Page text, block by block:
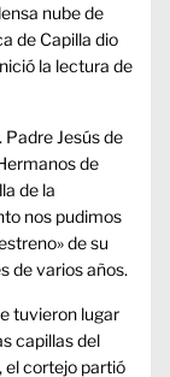
nube de
de Capilla dio
la lectura de
Padre Jesús de
de
de la
nos pudimos
de su
de varios años.
tuvieron lugar
capillas del
el cortejo partió